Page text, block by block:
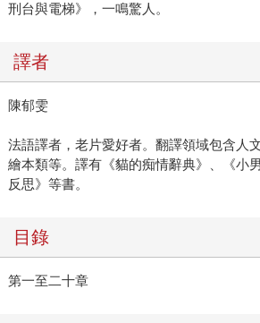
刑台與電梯》，一鳴驚人。
譯者
陳郁雯
法語譯者，老片愛好者。翻譯領域包含人
繪本類等。譯有《貓的痴情辭典》、《小
反思》等書。
目錄
第一至二十章